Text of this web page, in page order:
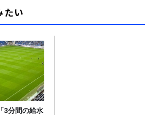
たい
3分間の給水